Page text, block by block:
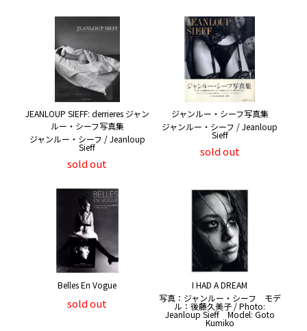
JEANLOUP SIEFF: derrieres ジャン
ルー・シーフ写真集
ジャンルー・シーフ / Jeanloup
Sieff
sold out
ジャンルー・シーフ写真集
ジャンルー・シーフ / Jeanloup
Sieff
sold out
Belles En Vogue
sold out
I HAD A DREAM
写真：ジャンルー・シーフ モデ
ル：後藤久美子 / Photo:
Jeanloup Sieff Model: Goto
Kumiko